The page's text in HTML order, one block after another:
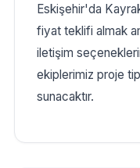
Eskişehir'da
fiyat teklifi almak
iletişim
ekiplerimiz proje
sunacaktır.